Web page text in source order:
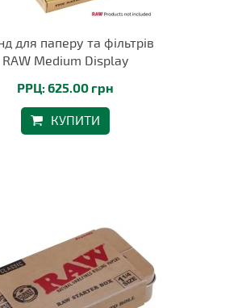
для паперу та фільтрів
RAW Medium Display
РРЦ: 625.00 грн
КУПИТИ